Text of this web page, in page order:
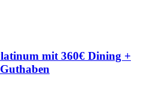
mit 360€ Dining +